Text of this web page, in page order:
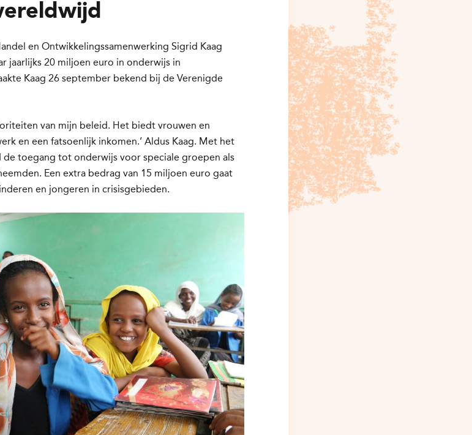
en Ontwikkelingssamenwerking Sigrid Kaag
jaarlijks 20 miljoen euro in onderwijs in
Kaag 26 september bekend bij de Verenigde
van mijn beleid. Het biedt vrouwen en
en een fatsoenlijk inkomen.’ Aldus Kaag. Met het
toegang tot onderwijs voor speciale groepen als
Een extra bedrag van 15 miljoen euro gaat
en jongeren in crisisgebieden.